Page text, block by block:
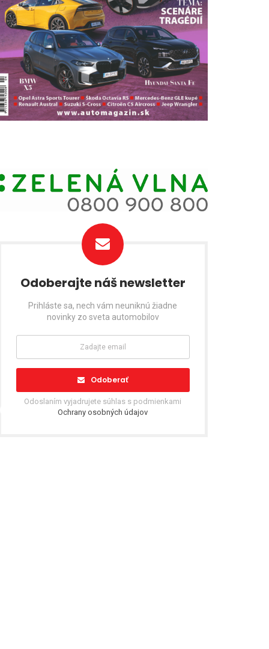
Odoberajte náš newsletter
Prihláste sa, nech vám neuniknú žiadne
novinky zo sveta automobilov
Odoberať
Odoslaním vyjadrujete súhlas s podmienkami
Ochrany osobných údajov